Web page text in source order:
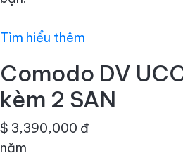
Tìm hiểu thêm
Comodo DV
kèm 2 SAN
$ 3,390,000 đ
năm